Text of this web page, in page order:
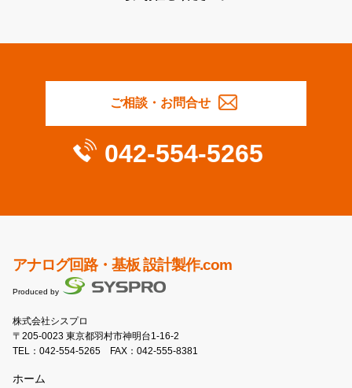
ご相談・お問合せ
042-554-5265
アナログ回路・基板 設計製作.com
Produced by
株式会社シスプロ
〒205-0023 東京都羽村市神明台1-16-2
TEL： 042-554-5265 FAX：042-555-8381
ホーム